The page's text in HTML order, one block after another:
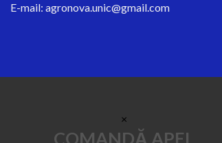
E-mail: agronova.unic@gmail.com
×
COMANDĂ APEL